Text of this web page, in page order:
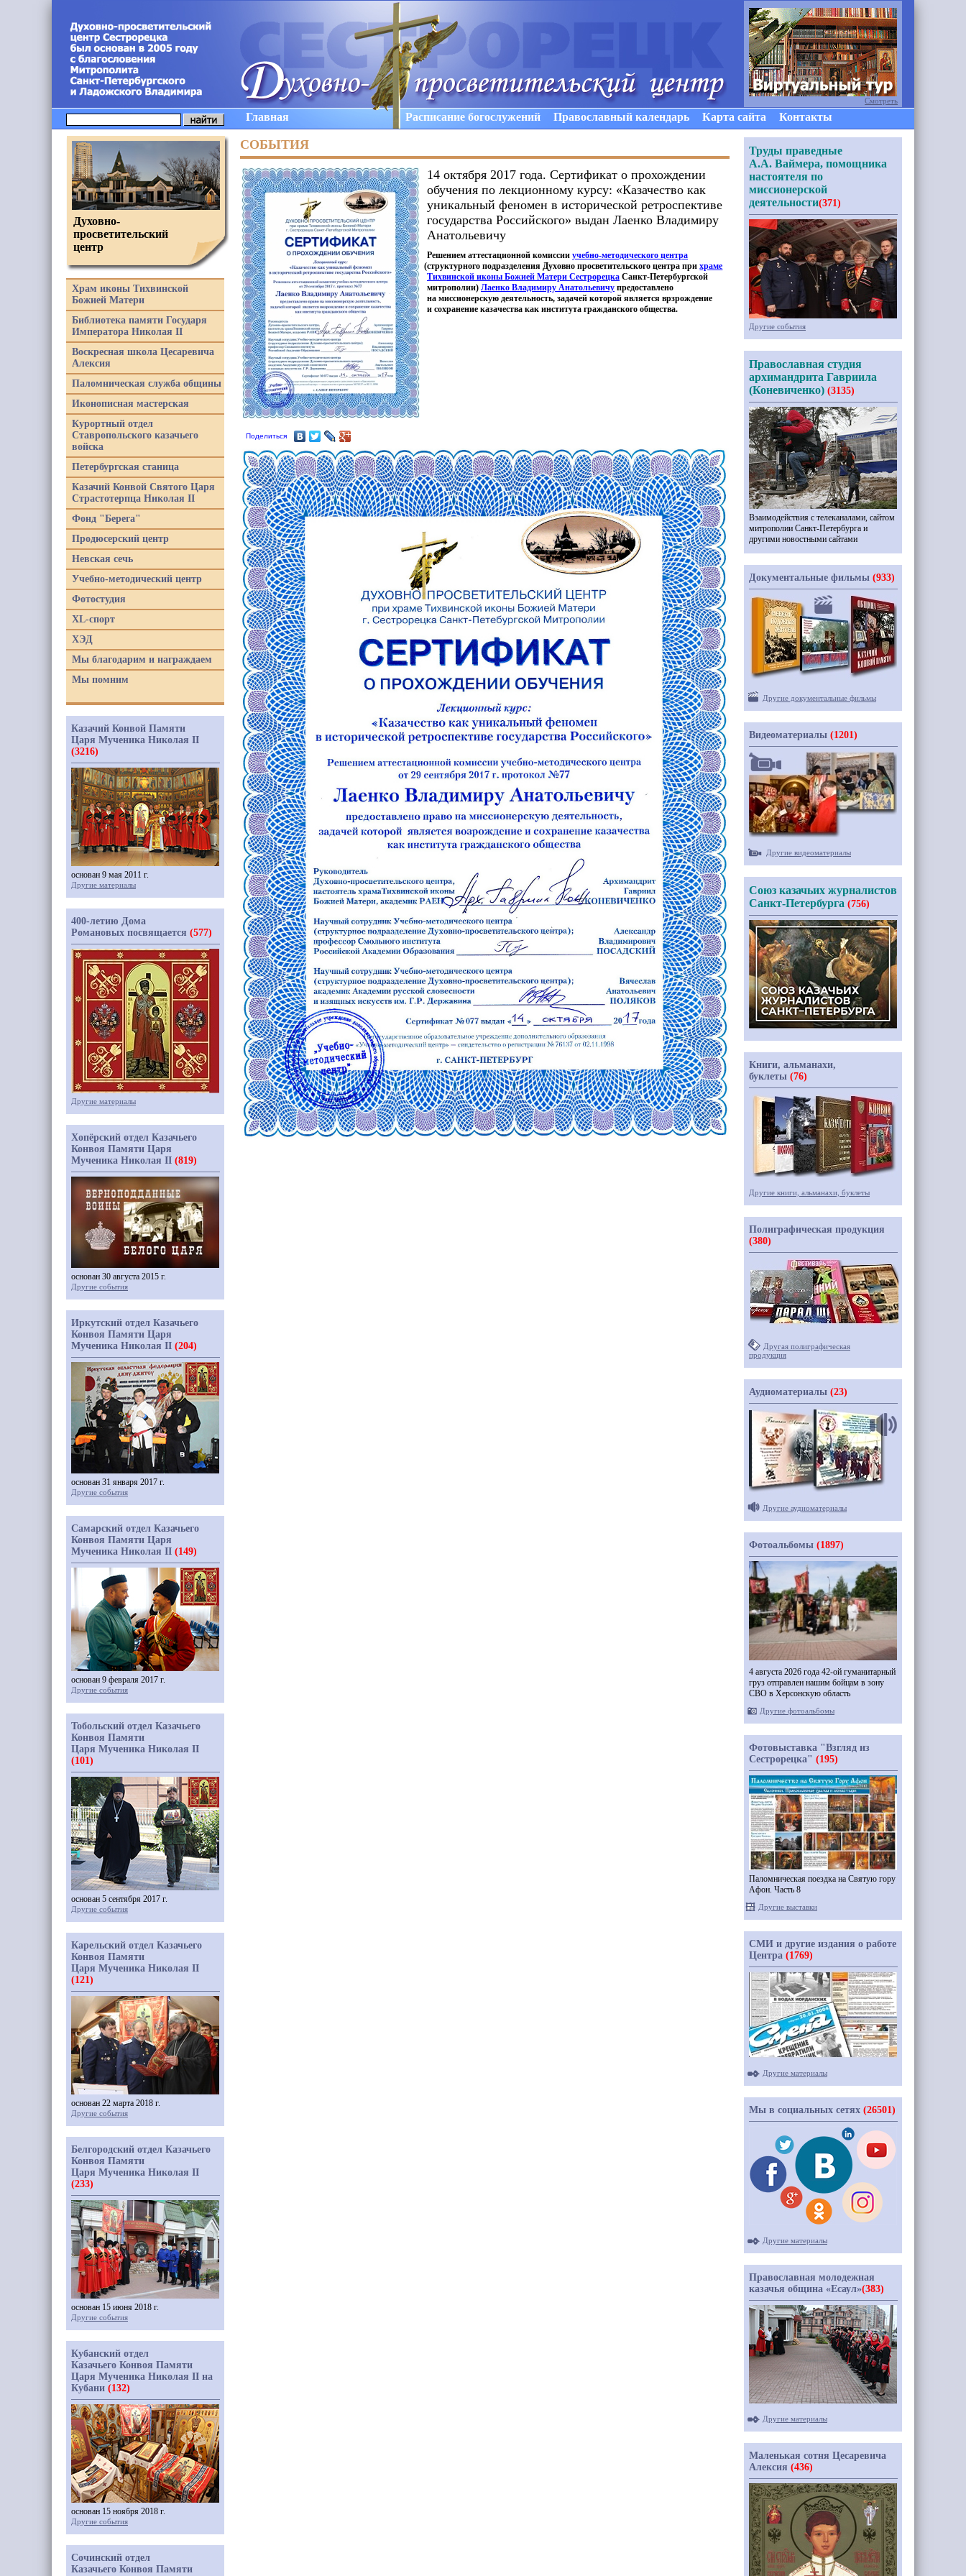
Главная Расписание богослужений Православный календарь Карта сайта Контакты
СОБЫТИЯ
Поделиться
14 октября 2017 года. Сертификат о прохождении
обучения по лекционному курсу: «Казачество как
уникальный феномен в исторической ретроспективе
государства Российского» выдан Лаенко Владимиру
Анатольевичу
Решением аттестационной комиссии учебно-методического центра
(структурного подразделения Духовно просветительского центра прихраме
Тихвинской иконы Божией Матери Сестрорецка Санкт-Петербургской
митрополии) Лаенко Владимиру Анатольевичу предоставлено
на миссионерскую деятельность, задачей которой является врзрождение
и сохранение казачества как института гражданского общества.
Духовно-
просветительский
центр
Храм иконы Тихвинской
Божией Матери
Библиотека памяти Государя
Императора Николая II
Воскресная школа Цесаревича
Алексия
Паломническая служба общины
Иконописная мастерская
Курортный отдел
Ставропольского казачьего
войска
Петербургская станица
Казачий Конвой Святого Царя
Страстотерпца Николая II
Фонд "Берега"
Продюсерский центр
Невская сечь
Учебно-методический центр
Фотостудия
XL-спорт
ХЭД
Мы благодарим и награждаем
Мы помним
Казачий Конвой Памяти
Царя Мученика Николая II
(3216)
основан 9 мая 2011 г.
Другие материалы
400-летию Дома
Романовых посвящается (577)
Другие материалы
Хопёрский отдел Казачьего
Конвоя Памяти Царя
Мученика Николая II (819)
основан 30 августа 2015 г.
Другие события
Иркутский отдел Казачьего
Конвоя Памяти Царя
Мученика Николая II (204)
основан 31 января 2017 г.
Другие события
Самарский отдел Казачьего
Конвоя Памяти Царя
Мученика Николая II (149)
основан 9 февраля 2017 г.
Другие события
Тобольский отдел Казачьего
Конвоя Памяти
Царя Мученика Николая II
(101)
основан 5 сентября 2017 г.
Другие события
Карельский отдел Казачьего
Конвоя Памяти
Царя Мученика Николая II
(121)
основан 22 марта 2018 г.
Другие события
Белгородский отдел Казачьего
Конвоя Памяти
Царя Мученика Николая II
(233)
основан 15 июня 2018 г.
Другие события
Кубанский отдел
Казачьего Конвоя Памяти
Царя Мученика Николая II на
Кубани (132)
основан 15 ноября 2018 г.
Другие события
Сочинский отдел
Казачьего Конвоя Памяти
Смотреть
Труды праведные
А.А. Ваймера, помощника
настоятеля по
миссионерской
деятельности(371)
Другие события
Православная студия
архимандрита Гавриила
(Коневиченко) (3135)
Взаимодействия с телеканалами, сайтом
митрополии Санкт-Петербурга и
другими новостными сайтами
Документальные фильмы (933)
Другие документальные фильмы
Видеоматериалы (1201)
Другие видеоматериалы
Союз казачьих журналистов
Санкт-Петербурга (756)
Книги, альманахи,
буклеты (76)
Другие книги, альманахи, буклеты
Полиграфическая продукция
(380)
Другая полиграфическая
продукция
Аудиоматериалы (23)
Другие аудиоматериалы
Фотоальбомы (1897)
4 августа 2026 года 42-ой гуманитарный
груз отправлен нашим бойцам в зону
СВО в Херсонскую область
Другие фотоальбомы
Фотовыставка "Взгляд из
Сестрорецка" (195)
Паломническая поездка на Святую гору
Афон. Часть 8
Другие выставки
СМИ и другие издания о работе
Центра (1769)
Другие материалы
Мы в социальных сетях (26501)
Другие материалы
Православная молодежная
казачья община «Есаул»(383)
Другие материалы
Маленькая сотня Цесаревича
Алексия (436)